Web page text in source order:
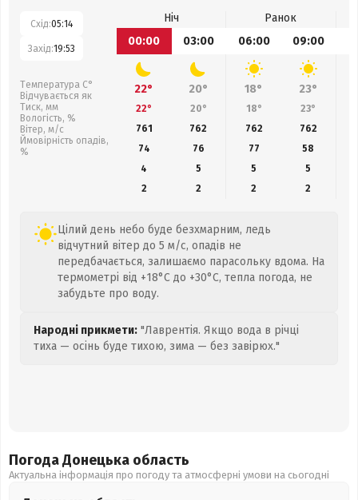
Схід:05:14
Захід:19:53
Температура С°
Відчувається як
Тиск, мм
Вологість, %
Вітер, м/с
Ймовірність опадів,
%
Ніч
Ранок
00:00
03:00 06:00 09:00
22° 20° 18° 23°
22° 20° 18° 23°
761
762 762 762
74
76 77 58
4
5 5
5
2
2 2 2
Цілий день небо буде безхмарним, ледь
відчутний вітер до 5 м/с, опадів не
передбачається, залишаємо парасольку вдома. На
термометрі від +18°C до +30°C, тепла погода, не
забудьте про воду.
Народні прикмети: "Лаврентія. Якщо вода в річці
тиха — осінь буде тихою, зима — без завірюх."
Погода Донецька область
Актуальна інформація про погоду та атмосферні умови на сьогодні